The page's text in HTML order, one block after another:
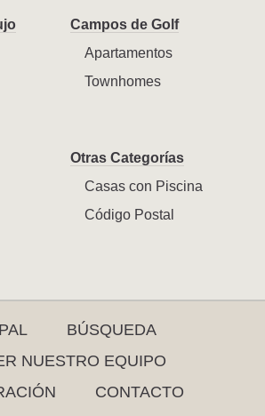
Campos de Golf
Apartamentos
Townhomes
Otras Categorías
Casas con Piscina
Código Postal
BÚSQUEDA
NUESTRO EQUIPO
CONTACTO